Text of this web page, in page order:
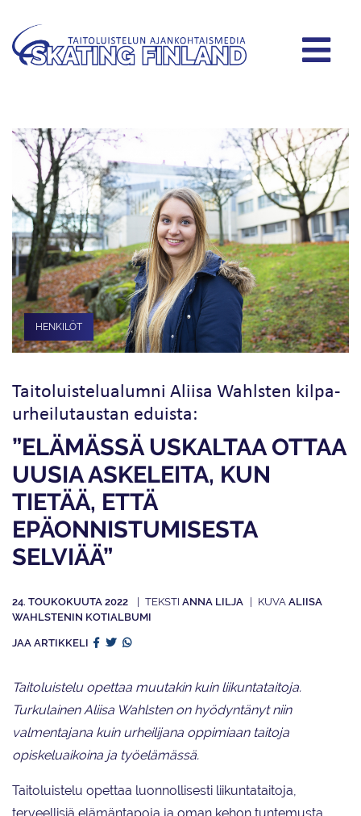
HENKILÖT
Taitoluistelualumni Aliisa Wahlsten kilpa­
urheilu­taustan eduista:
”ELÄMÄSSÄ USKALTAA OTTAA
UUSIA ASKELEITA, KUN
TIETÄÄ, ETTÄ
EPÄONNISTUMISESTA
SELVIÄÄ”
24. TOUKOKUUTA 2022 ANNA LILJA
ALIISA
WAHLSTENIN KOTIALBUMI
JAA ARTIKKELI
Taitoluistelu opettaa muutakin kuin liikuntataitoja.
Turkulainen Aliisa Wahlsten on hyödyntänyt niin
valmentajana kuin urheilijana oppimiaan taitoja
opiskeluaikoina ja työelämässä.
Taitoluistelu opettaa luonnollisesti liikuntataitoja,